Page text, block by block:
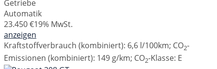
Getriebe
Automatik
23.450 €19% MwSt.
anzeigen
Kraftstoffverbrauch (kombiniert): 6,6 l/100km; CO2-
Emissionen (kombiniert): 149 g/km; CO2-Klasse: E